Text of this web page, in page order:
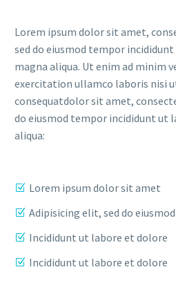
Lorem ipsum dolor sit amet,
sed do eiusmod tempor
magna aliqua. Ut enim ad minim
exercitation ullamco laboris nisi
consequatdolor sit amet,
do eiusmod tempor incididunt ut
aliqua:
Lorem ipsum dolor sit amet
Adipisicing elit, sed do eiusmod
Incididunt ut labore et dolore
Incididunt ut labore et dolore